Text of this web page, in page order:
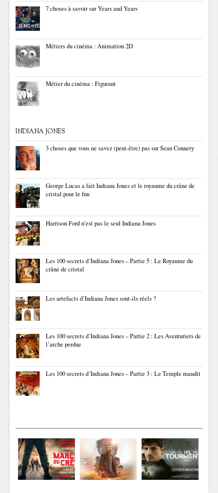
7 choses à savoir sur Years and Years
Métiers du cinéma : Animation 2D
Métier du cinéma : Figurant
INDIANA JONES
3 choses que vous ne savez (peut-être) pas sur Sean Connery
George Lucas a fait Indiana Jones et le royaume du crâne de
cristal pour le fun
Harrison Ford n’est pas le seul Indiana Jones
Les 100 secrets d’Indiana Jones – Partie 5 : Le Royaume du
crâne de cristal
Les artefacts d’Indiana Jones sont-ils réels ?
Les 100 secrets d’Indiana Jones – Partie 2 : Les Aventuriers de
l’arche perdue
Les 100 secrets d’Indiana Jones – Partie 3 : Le Temple maudit